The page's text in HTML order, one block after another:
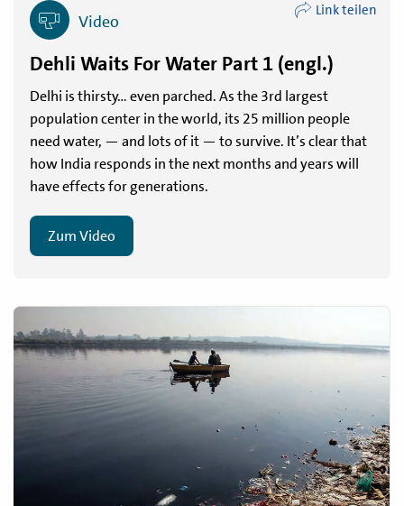
Video
Link teilen
Dehli Waits For Water Part 1 (engl.)
Delhi is thirsty… even parched. As the 3rd largest
population center in the world, its 25 million people
need water, — and lots of it — to survive. It’s clear that
how India responds in the next months and years will
have effects for generations.
Zum Video